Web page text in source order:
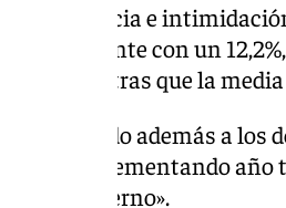
con violencia e
importante con un
mientras que la
ha referido además a
sigan incrementando año
del Gobierno».